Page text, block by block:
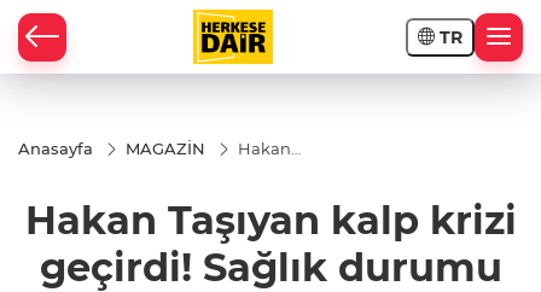
TR
Anasayfa MAGAZİN
Hakan
geçirdi!
Sağlık
durumu
kritik
Hakan Taşıyan kalp krizi
geçirdi! Sağlık durumu